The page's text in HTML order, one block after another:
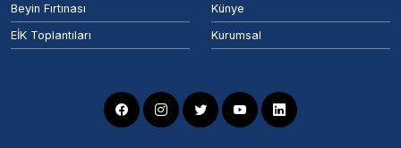
Beyin Fırtınası
EİK Toplantıları
Künye
Kurumsal